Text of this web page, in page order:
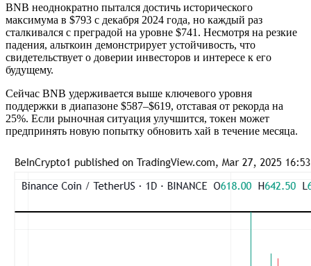
BNB неоднократно пытался достичь исторического
максимума в $793 с декабря 2024 года, но каждый раз
сталкивался с преградой на уровне $741. Несмотря на резкие
падения, альткоин демонстрирует устойчивость, что
свидетельствует о доверии инвесторов и интересе к его
будущему.
Сейчас BNB удерживается выше ключевого уровня
поддержки в диапазоне $587–$619, отставая от рекорда на
25%. Если рыночная ситуация улучшится, токен может
предпринять новую попытку обновить хай в течение месяца.